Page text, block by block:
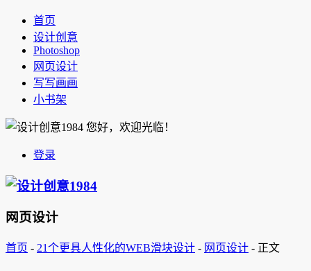
首页
设计创意
Photoshop
网页设计
写写画画
小书架
您好，欢迎光临！
登录
网页设计
首页 - 21个更具人性化的WEB滑块设计 - 网页设计 - 正文